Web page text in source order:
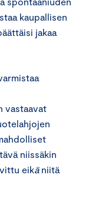
kaupallisen
jakaa
vastaavat
niissäkin
eikä niitä